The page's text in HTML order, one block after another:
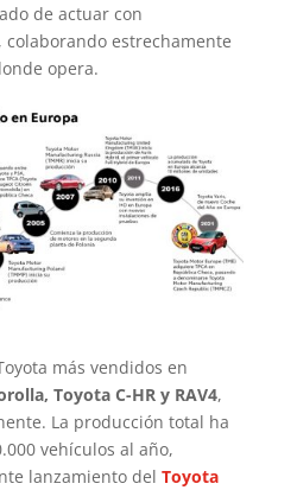
de actuar con
estrechamente
opera.
más vendidos en
Toyota C-HR y RAV4,
La producción total ha
vehículos al año,
lanzamiento del Toyota